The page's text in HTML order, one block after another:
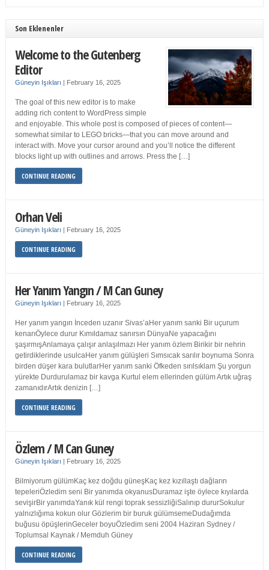
Son Eklenenler
Welcome to the Gutenberg
Editor
Güneyin Işıkları | February 16, 2025
The goal of this new editor is to make
adding rich content to WordPress simple
and enjoyable. This whole post is composed of pieces of content—
somewhat similar to LEGO bricks—that you can move around and
interact with. Move your cursor around and you’ll notice the different
blocks light up with outlines and arrows. Press the […]
CONTINUE READING
Orhan Veli
Güneyin Işıkları | February 16, 2025
CONTINUE READING
Her Yanım Yangın / M Can Guney
Güneyin Işıkları | February 16, 2025
Her yanım yangın İnceden uzanır Sivas’aHer yanım sanki Bir uçurum
kenarıÖylece durur Kımıldamaz sanırsın DünyaNe yapacağını
şaşırmışAnlamaya çalışır anlaşılmazı Her yanım özlem Birikir bir nehrin
getirdiklerinde usulcaHer yanım gülüşleri Sımsıcak sarılır boynuma Sonra
birden düşer kara bulutlarHer yanım sanki Öfkeden sırılsıklam Şu yorgun
yürekte Durdurulamaz bir kavga Kurtul elem ellerinden gülüm Artık uğraş
zamanıdırArtık denizin […]
CONTINUE READING
Özlem / M Can Guney
Güneyin Işıkları | February 16, 2025
Bilmiyorum gülümKaç kez doğdu güneşKaç kez kızıllaştı dağların
tepeleriÖzledim seni Bir yanımda okyanusDuramaz işte öylece kıyılarda
sevişirBir yanımdaYanık kül rengi toprak sessizliğiSalınıp dururSokulur
yalnızlığıma kokun olur Gözlerim bir buruk gülümsemeDudağımda
buğusu öpüşlerinGeceler boyuÖzledim seni 2004 Haziran Sydney /
Toplumsal Kaynak / Memduh Güney
CONTINUE READING